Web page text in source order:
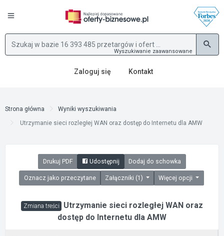
Wyszukiwanie zaawansowane
Zaloguj się Kontakt
Strona główna
Wyniki wyszukiwania
Utrzymanie sieci rozległej WAN oraz dostęp do Internetu dla AMW
Drukuj PDF Udostępnij Dodaj do schowka
Oznacz jako przeczytane Załączniki (1) Więcej opcji
Zmiana treści
Utrzymanie sieci rozległej WAN oraz
dostęp do Internetu dla AMW